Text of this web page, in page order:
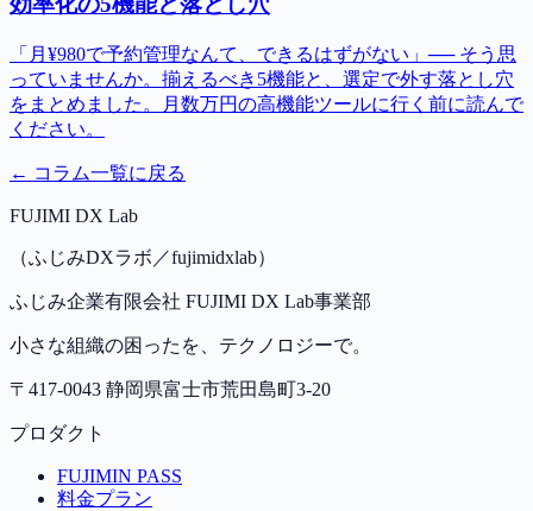
「月¥980で予約管理なんて、できるはずがない」── そう思
っていませんか。揃えるべき5機能と、選定で外す落とし穴
をまとめました。月数万円の高機能ツールに行く前に読んで
ください。
← コラム一覧に戻る
FUJIMI DX Lab
（ふじみDXラボ／fujimidxlab）
ふじみ企業有限会社 FUJIMI DX Lab事業部
小さな組織の困ったを、テクノロジーで。
〒417-0043 静岡県富士市荒田島町3-20
プロダクト
FUJIMIN PASS
料金プラン